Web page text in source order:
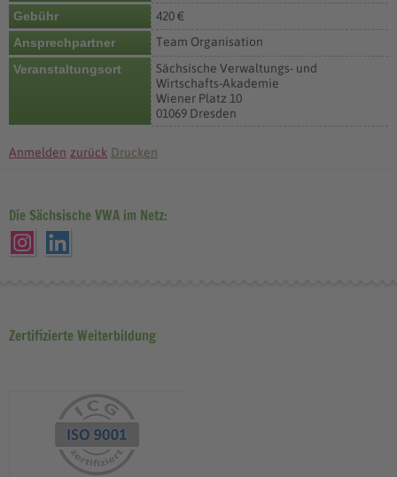
Gebühr
420 €
Ansprechpartner
Team Organisation
Veranstaltungsort
Sächsische Verwaltungs- und
Wirtschafts-Akademie
Wiener Platz 10
01069 Dresden
Anmelden zurück Drucken
Die Sächsische VWA im Netz:
Zertifizierte Weiterbildung